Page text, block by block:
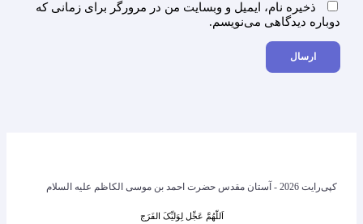
ذخیره نام، ایمیل و وبسایت من در مرورگر برای زمانی که
دوباره دیدگاهی می‌نویسم.
کپی‌رایت 2026 - آستان مقدس حضرت احمد بن موسی الکاظم علیه السلام
اَللّهُمَّ عَجِّل لِوَلیِّکَ الفَرَج